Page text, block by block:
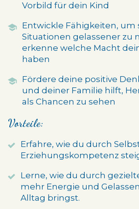
Vorbild für dein Kind
Entwickle Fähigkeiten, um
Situationen gelassener zu
erkenne welche Macht
haben
Fördere deine positive
und deiner Familie hilft,
als Chancen zu sehen
Vorteile:
Erfahre, wie du durch
Erziehungskompetenz
Lerne, wie du durch
mehr Energie und
Alltag bringst.